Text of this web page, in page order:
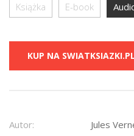
Książka E-book
KUP NA SWIATKSIAZKI.PL
Autor: Jules